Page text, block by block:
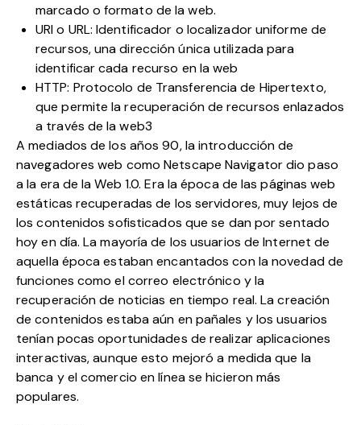
marcado o formato de la web.
URI o URL: Identificador o localizador uniforme de
recursos, una dirección única utilizada para
identificar cada recurso en la web
HTTP: Protocolo de Transferencia de Hipertexto,
que permite la recuperación de recursos enlazados
a través de la web3
A mediados de los años 90, la introducción de
navegadores web comoNetscape Navigatordio paso
a la era de la Web 1.0. Era la época de las páginas web
estáticas recuperadas de los servidores, muy lejos de
los contenidos sofisticados que se dan por sentado
hoy en día. La mayoría de los usuarios de Internet de
aquella época estaban encantados con la novedad de
funciones como el correo electrónico y la
recuperación de noticias en tiempo real. La creación
de contenidos estaba aún en pañales y los usuarios
tenían pocas oportunidades de realizar aplicaciones
interactivas, aunque esto mejoró a medida que la
banca y el comercio en línea se hicieron más
populares.